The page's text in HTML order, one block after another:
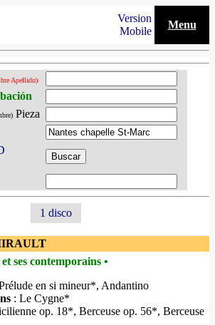
Version
Mobile
Menu
Apellido)
Pieza
1 disco
ses contemporains •
en si mineur*, Andantino
: Le Cygne*
op. 18*, Berceuse op. 56*, Berceuse